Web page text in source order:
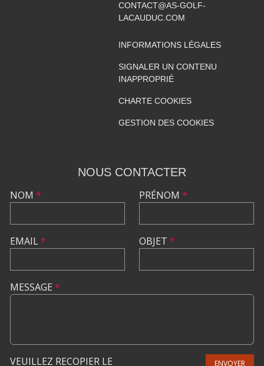
CONTACT@AS-GOLF-
LACAUDUC.COM
INFORMATIONS LÉGALES
SIGNALER UN CONTENU
INAPPROPRIÉ
CHARTE COOKIES
GESTION DES COOKIES
NOUS CONTACTER
NOM *
EMAIL*
PRÉNOM *
OBJET *
MESSAGE *
VEUILLEZ RECOPIER LE ENVOYER